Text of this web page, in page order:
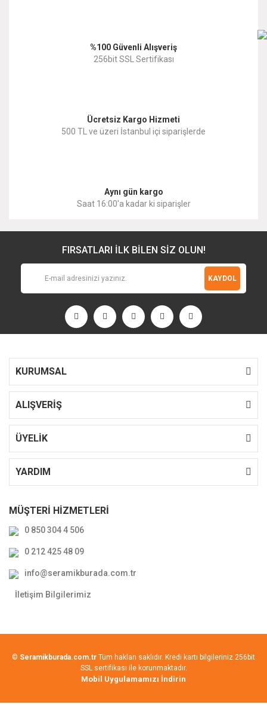
%100 Güvenli Alışveriş
256bit SSL Sertifikası
Ücretsiz Kargo Hizmeti
500 TL ve üzeri İstanbul içi siparişlerde
Aynı gün kargo
Saat 16:00'a kadar ki siparişler
FIRSATLARI İLK BİLEN SİZ OLUN!
KAYDOL
KURUMSAL
ALIŞVERİŞ
ÜYELİK
YARDIM
MÜŞTERİ HİZMETLERİ
0 850 304 4 506
0 212 425 48 09
info@seramikburada.com.tr
İletişim Bilgilerimiz
© Seramikburada.com.tr Tüm hakları saklıdır. Kredi kartı bilgileriniz 256bit
SSL sertifikası ile korunmaktadır.
Mobil Uygulamamızı İndirin